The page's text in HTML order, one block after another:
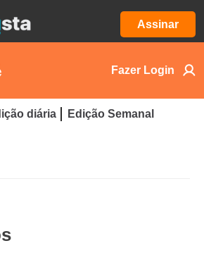
Assinar
Fazer Login
diária Edição Semanal